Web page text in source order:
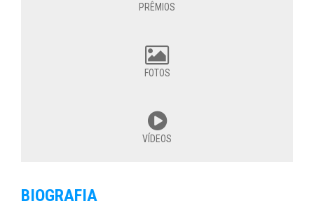
PRÊMIOS
FOTOS
VÍDEOS
BIOGRAFIA